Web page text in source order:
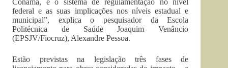
Conama, e o sistema de regulamentação no nível
federal e as suas implicações nos níveis estadual e
municipal”, explica o pesquisador da Escola
Politécnica de Saúde Joaquim Venâncio
(EPSJV/Fiocruz), Alexandre Pessoa.
Estão previstas na legislação três fases de